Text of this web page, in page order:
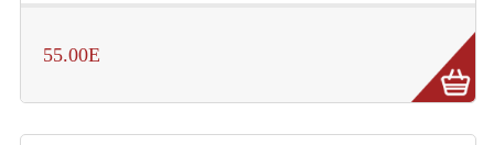
Haut-Parleurs Amplis Guitare
55.00E